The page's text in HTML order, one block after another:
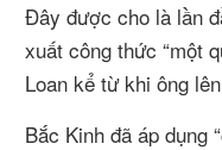
Đây được cho là lần
xuất công thức “một
Loan kể từ khi ông
Bắc Kinh đã áp dụng